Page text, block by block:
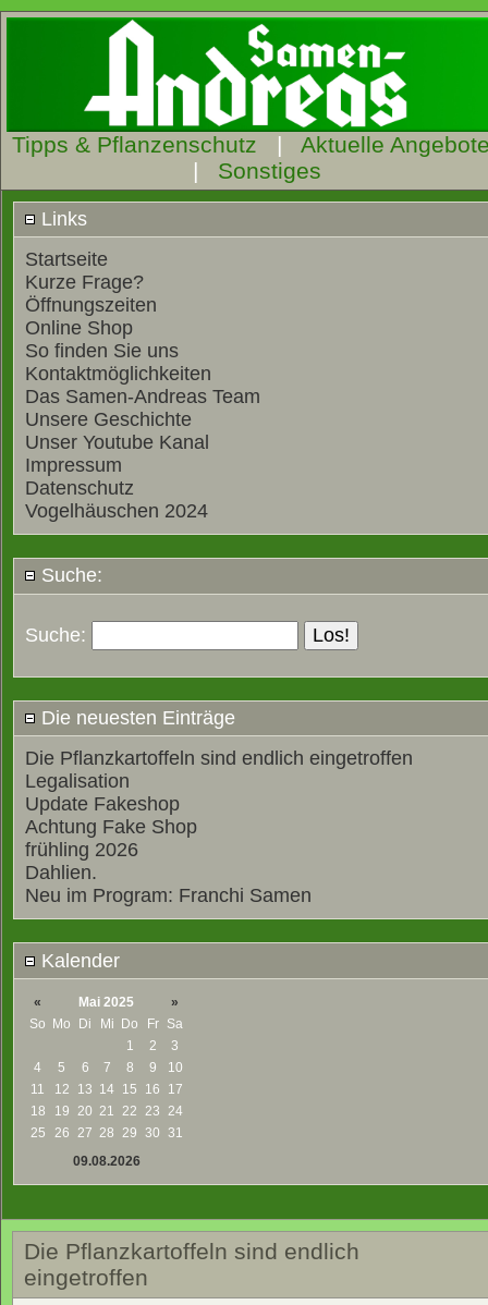
Tipps & Pflanzenschutz | Aktuelle
| Sonstiges
Links
Startseite
Kurze Frage?
Öffnungszeiten
Online Shop
So finden Sie uns
Kontaktmöglichkeiten
Das Samen-Andreas Team
Unsere Geschichte
Unser Youtube Kanal
Impressum
Datenschutz
Vogelhäuschen 2024
Suche:
Suche:
Die neuesten Einträge
Die Pflanzkartoffeln sind endlich eingetroffen
Legalisation
Update Fakeshop
Achtung Fake Shop
frühling 2026
Dahlien.
Neu im Program: Franchi Samen
Kalender
« Mai 2025
»
So Mo Di Mi Do Fr
Sa
1
2
3
4
5 6 7 8 9
10
11
12 13 14 15 16
17
18
19 20 21 22 23 24
25
26 27 28 29 30 31
09.08.2026
Die Pflanzkartoffeln sind endlich
eingetroffen